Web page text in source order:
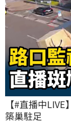
【#直播中
築巢駐足